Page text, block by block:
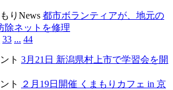
りNews 都市ボランティアが、地元の
除ネットを修理
33 ... 44
ト 3月21日 新潟県村上市で学習会を開
ト
２月19日開催 くまもりカフェ in 京